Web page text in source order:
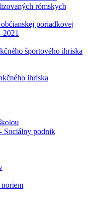
rómskych
poriadkovej
2021
športového ihriska
ihriska
Sociálny podnik